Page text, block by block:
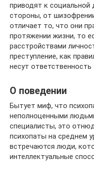
приводят к социальной
стороны, от
отличает то, что они
протяжении жизни, то
расстройствами
преступление, как
несут ответственность
О поведении
Бытует миф, что
неполноценными
специалисты, это
психопаты на среднем
встречаются люди,
интеллектуальные